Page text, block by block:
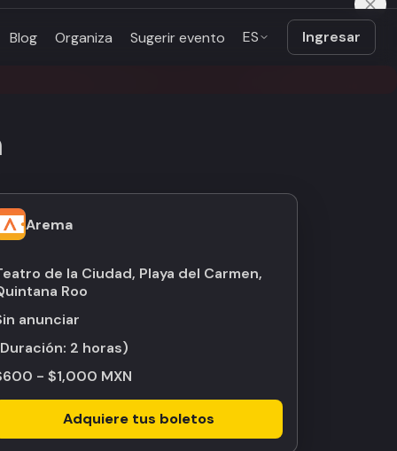
Blog Organiza Sugerir evento ES Ingresar
Arema
de la Ciudad, Playa del Carmen,
Roo
Sin anunciar
2 horas)
- $1,000 MXN
Adquiere tus boletos